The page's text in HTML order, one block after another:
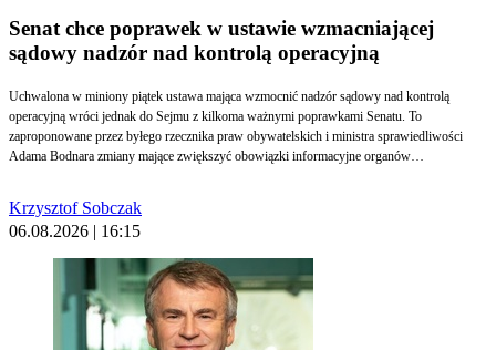
Senat chce poprawek w ustawie wzmacniającej
sądowy nadzór nad kontrolą operacyjną
Uchwalona w miniony piątek ustawa mająca wzmocnić nadzór sądowy nad kontrolą
operacyjną wróci jednak do Sejmu z kilkoma ważnymi poprawkami Senatu. To
zaproponowane przez byłego rzecznika praw obywatelskich i ministra sprawiedliwości
Adama Bodnara zmiany mające zwiększyć obowiązki informacyjne organów
zapowiedź wzmocnienia warszawskiego sądu okręgowego, który jako jedyny ma wydawać
takie zgody.
Krzysztof Sobczak
06.08.2026 | 16:15